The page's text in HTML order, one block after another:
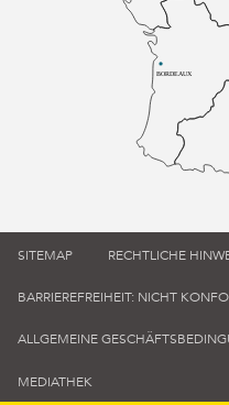
BORDEAUX
SITEMAP RECHTLICHE
BARRIEREFREIHEIT: NICHT
ALLGEMEINE
MEDIATHEK